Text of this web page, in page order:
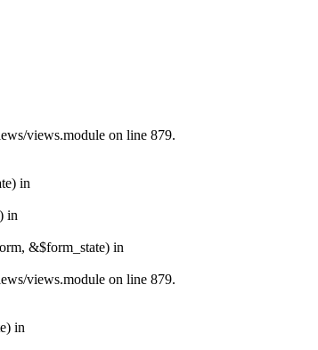
views.module on line 879.
in
in
&$form_state) in
views.module on line 879.
in